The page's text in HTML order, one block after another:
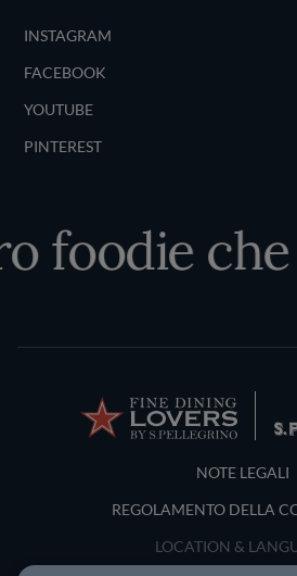
INSTAGRAM
FACEBOOK
YOUTUBE
PINTEREST
foodie che
Terms and Conditions
NOTE LEGALI
REGOLAMENTO DELLA
LOCATION &